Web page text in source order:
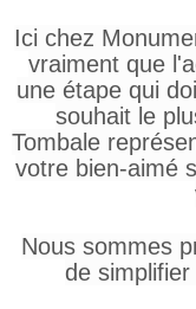
Ici chez
vraiment que
une étape qui
souhait le
Tombale
votre bien-aimé
Nous sommes
de